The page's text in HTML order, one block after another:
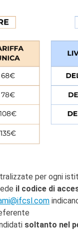
per ogni
il codice di
soltanto nel